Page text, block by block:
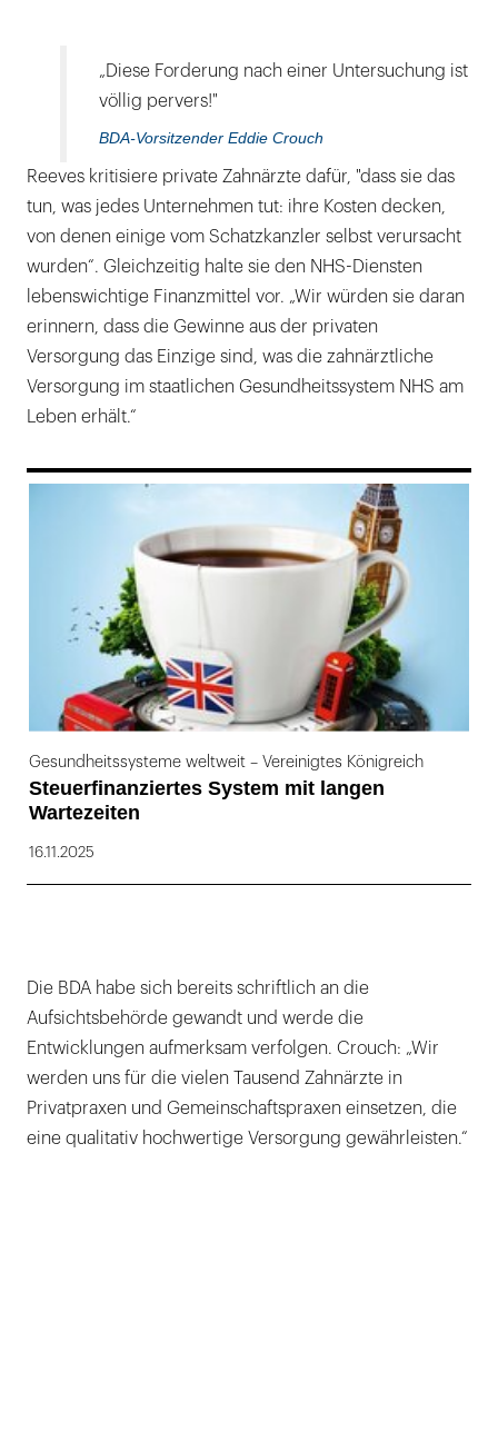
„Diese Forderung nach einer Untersuchung ist
völlig pervers!"
BDA-Vorsitzender Eddie Crouch
Reeves kritisiere private Zahnärzte dafür, "dass sie das
tun, was jedes Unternehmen tut: ihre Kosten decken,
von denen einige vom Schatzkanzler selbst verursacht
wurden“. Gleichzeitig halte sie den NHS-Diensten
lebenswichtige Finanzmittel vor. „Wir würden sie daran
erinnern, dass die Gewinne aus der privaten
Versorgung das Einzige sind, was die zahnärztliche
Versorgung im staatlichen Gesundheitssystem NHS am
Leben erhält.“
Gesundheitssysteme weltweit – Vereinigtes Königreich
Steuerfinanziertes System mit langen
Wartezeiten
16.11.2025
Die BDA habe sich bereits schriftlich an die
Aufsichtsbehörde gewandt und werde die
Entwicklungen aufmerksam verfolgen. Crouch: „Wir
werden uns für die vielen Tausend Zahnärzte in
Privatpraxen und Gemeinschaftspraxen einsetzen, die
eine qualitativ hochwertige Versorgung gewährleisten.“